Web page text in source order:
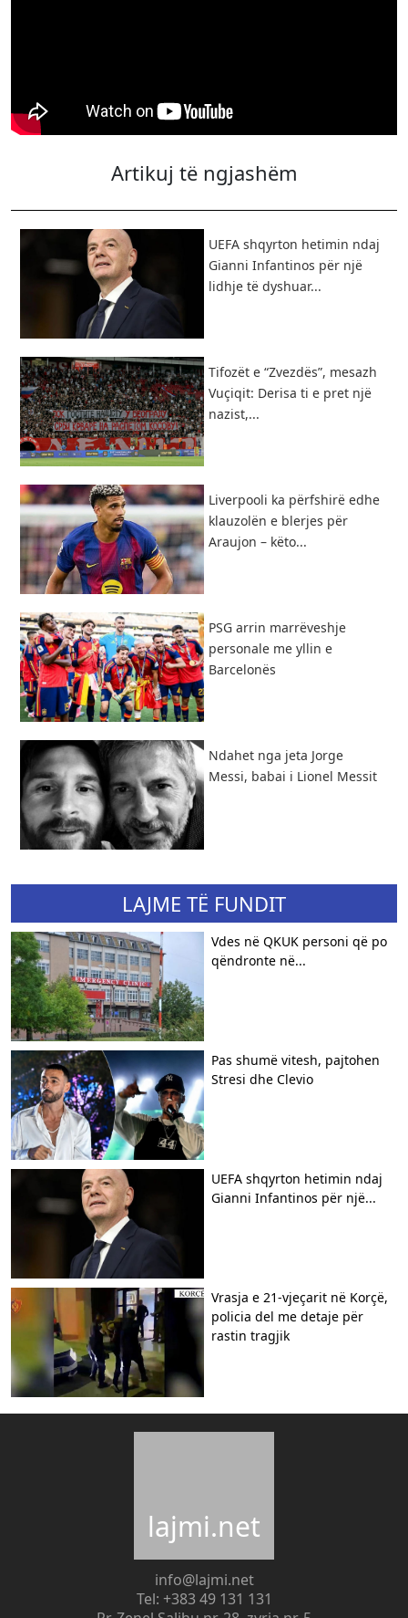
Artikuj të ngjashëm
UEFA shqyrton hetimin ndaj
Gianni Infantinos për një
lidhje të dyshuar...
Tifozët e “Zvezdës”, mesazh
Vuçiqit: Derisa ti e pret një
nazist,...
Liverpooli ka përfshirë edhe
klauzolën e blerjes për
Araujon – këto...
PSG arrin marrëveshje
personale me yllin e
Barcelonës
Ndahet nga jeta Jorge
Messi, babai i Lionel Messit
LAJME TË FUNDIT
Vdes në QKUK personi që po
qëndronte në...
Pas shumë vitesh, pajtohen
Stresi dhe Clevio
UEFA shqyrton hetimin ndaj
Gianni Infantinos për një...
Vrasja e 21-vjeçarit në Korçë,
policia del me detaje për
rastin tragjik
lajmi.net
info@lajmi.net
Tel: +383 49 131 131